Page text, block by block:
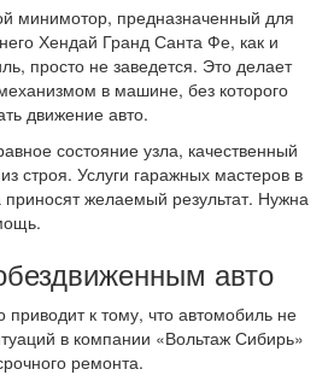
минимотор, предназначенный для
Хендай Гранд Санта Фе, как и
просто не заведется. Это делает
в машине, без которого
движение авто.
состояние узла, качественный
строя. Услуги гаражных мастеров в
приносят желаемый результат. Нужна
авто
приводит к тому, что автомобиль не
в компании «Вольтаж Сибирь»
ремонта.